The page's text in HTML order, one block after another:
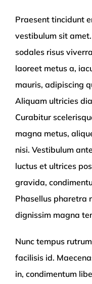
Praesent tincidunt
vestibulum sit
sodales risus
laoreet metus a,
mauris, adipiscing
Aliquam ultricies
Curabitur
magna metus,
nisi. Vestibulum
luctus et ultrices
gravida,
Phasellus pharetra
dignissim magna
Nunc tempus
facilisis id.
in, condimentum